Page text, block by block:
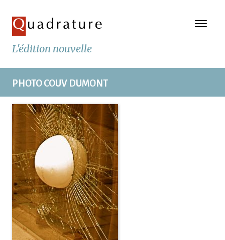
L'édition nouvelle
PHOTO COUV DUMONT